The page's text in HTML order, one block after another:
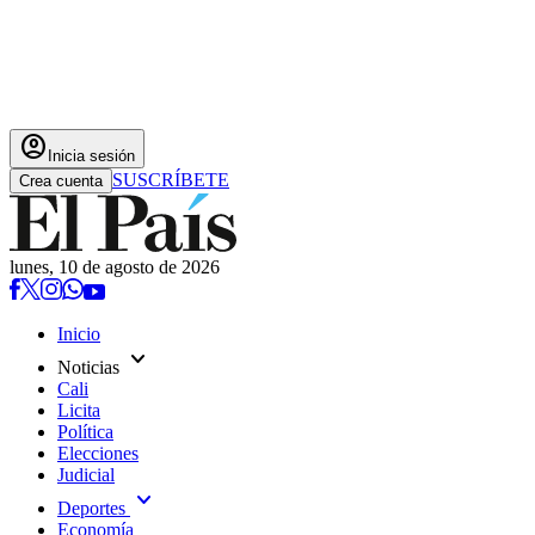
account_circle Inicia sesión
Crea cuenta SUSCRÍBETE
lunes, 10 de agosto de 2026
Inicio
Noticias expand_more
Cali
Licita
Política
Elecciones
Judicial
Deportes expand_more
Economía